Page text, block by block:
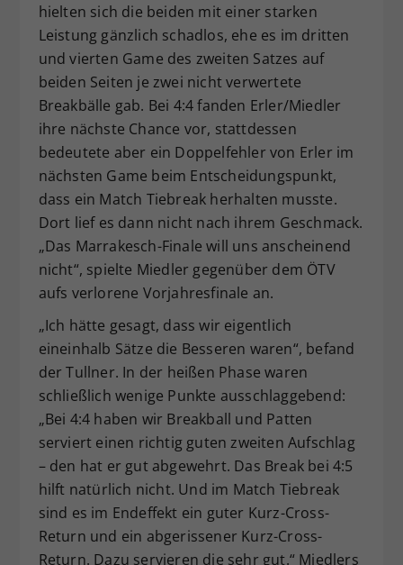
hielten sich die beiden mit einer starken
Leistung gänzlich schadlos, ehe es im dritten
und vierten Game des zweiten Satzes auf
beiden Seiten je zwei nicht verwertete
Breakbälle gab. Bei 4:4 fanden Erler/Miedler
ihre nächste Chance vor, stattdessen
bedeutete aber ein Doppelfehler von Erler im
nächsten Game beim Entscheidungspunkt,
dass ein Match Tiebreak herhalten musste.
Dort lief es dann nicht nach ihrem Geschmack.
„Das Marrakesch-Finale will uns anscheinend
nicht“, spielte Miedler gegenüber dem ÖTV
aufs verlorene Vorjahresfinale an.
„Ich hätte gesagt, dass wir eigentlich
eineinhalb Sätze die Besseren waren“, befand
der Tullner. In der heißen Phase waren
schließlich wenige Punkte ausschlaggebend:
„Bei 4:4 haben wir Breakball und Patten
serviert einen richtig guten zweiten Aufschlag
– den hat er gut abgewehrt. Das Break bei 4:5
hilft natürlich nicht. Und im Match Tiebreak
sind es im Endeffekt ein guter Kurz-Cross-
Return und ein abgerissener Kurz-Cross-
Return. Dazu servieren die sehr gut.“ Miedlers